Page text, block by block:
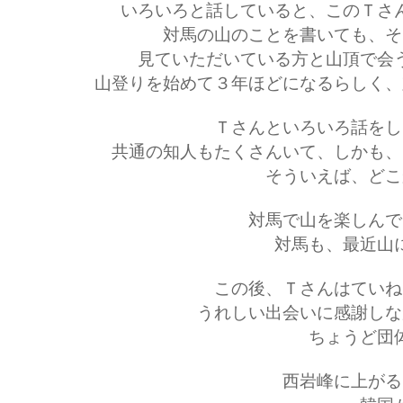
いろいろと話していると、このＴ
対馬の山のことを書いても、
見ていただいている方と山頂で
山登りを始めて３年ほどになるらしく
Ｔさんといろいろ話を
共通の知人もたくさんいて、しかも
そういえば、ど
対馬で山を楽しん
対馬も、最近山
この後、Ｔさんはてい
うれしい出会いに感謝し
ちょうど団
西岩峰に上が